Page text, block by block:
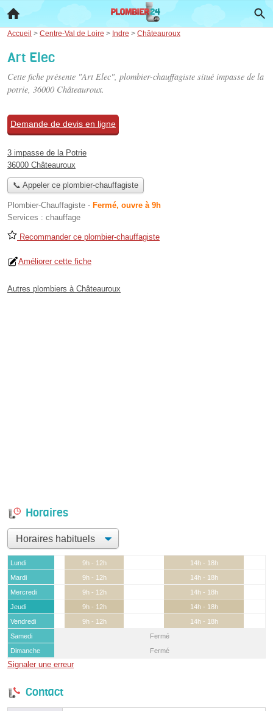
Accueil > Centre-Val de Loire > Indre > Châteauroux
Art Elec
Cette fiche présente "Art Elec", plombier-chauffagiste situé impasse de la
potrie, 36000 Châteauroux.
Demande de devis en ligne
3 impasse de la Potrie
36000 Châteauroux
📞 Appeler ce plombier-chauffagiste
Plombier-Chauffagiste - Fermé, ouvre à 9h
Services : chauffage
Recommander ce plombier-chauffagiste
Améliorer cette fiche
Autres plombiers à Châteauroux
Horaires
Lundi 9h - 12h
14h - 18h
Mardi
9h - 12h
14h - 18h
Mercredi
9h - 12h
14h - 18h
Jeudi
9h - 12h
14h - 18h
Vendredi
9h - 12h
14h - 18h
Samedi
Fermé
Dimanche
Fermé
Signaler une erreur
Contact